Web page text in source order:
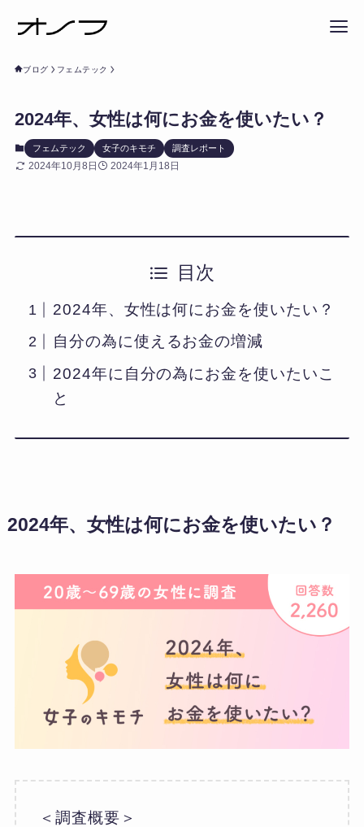
ブログ フェムテック
2024年、女性は何にお金を使いたい？​
フェムテック 女子のキモチ 調査レポート
2024年10月8日 2024年1月18日
目次
2024年、女性は何にお金を使いたい？​
自分の為に使えるお金の増減
2024年に自分の為にお金を使いたいこ
と
2024年、女性は何にお金を使いたい？​
＜調査概要＞